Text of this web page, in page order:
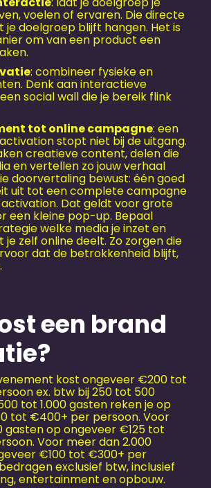
voelen of ervaren. Die directe
doelgroep blijft hangen. Het is
om van een product een
: combineer fysieke en
Denk aan interactieve
social wall die je bereik flink
tot online campagne: een
stopt niet bij de uitgang.
creatieve content, delen die
en vertellen zo jouw verhaal
doorvertaling bewust: één goed
uit tot een complete campagne
Dat geldt voor grote
een kleine pop-up. Bepaal
welke media je inzet en
zelf online deelt. Zo zorgen die
dat de betrokkenheid blijft,
een brand
kost ongeveer €200 tot
ex. btw bij 250 tot 500
tot 1.000 gasten reken je op
tot €400+ per persoon. Voor
gasten op ongeveer €125 tot
Voor meer dan 2.000
€100 tot €300+ per
exclusief btw, inclusief
entertainment en opbouw.